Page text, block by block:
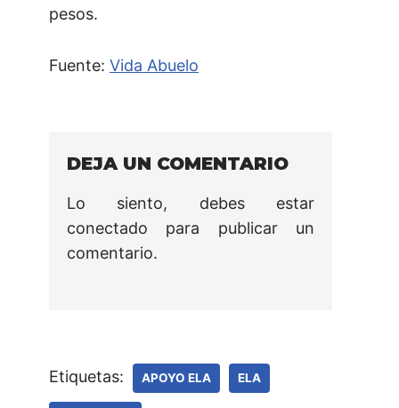
pesos.
Fuente: Vida Abuelo
DEJA UN COMENTARIO
Lo siento, debes estar
conectado para publicar un
comentario.
Etiquetas: APOYO ELA ELA